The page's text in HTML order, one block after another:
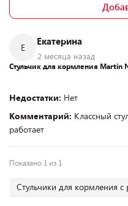
Е
Екатерина
2 месяца назад
Стульчик для кормления Martin
Недостатки: Нет
Комментарий: Классный
работает
Показано 1 из 1
Стульчики для кормления с